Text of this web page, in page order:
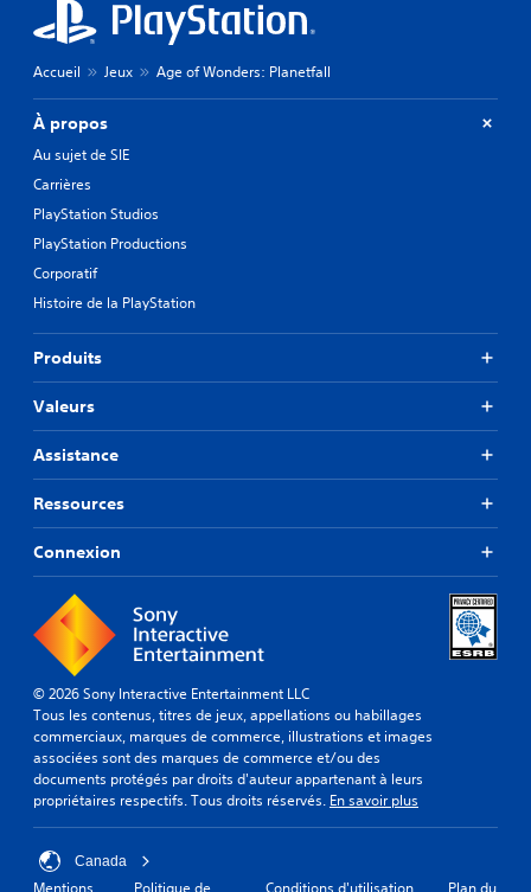
Accueil Jeux Age of Wonders: Planetfall
À propos
Au sujet de SIE
Carrières
PlayStation Studios
PlayStation Productions
Corporatif
Histoire de la PlayStation
Produits
Valeurs
Assistance
Ressources
Connexion
© 2026 Sony Interactive Entertainment LLC
Tous les contenus, titres de jeux, appellations ou habillages
commerciaux, marques de commerce, illustrations et images
associées sont des marques de commerce et/ou des
documents protégés par droits d'auteur appartenant à leurs
propriétaires respectifs. Tous droits réservés. En savoir plus
Canada
Mentions Politique de Conditions d'utilisation Plan du